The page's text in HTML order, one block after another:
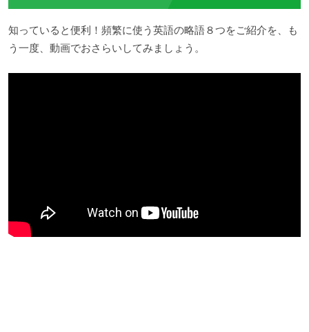
知っていると便利！頻繁に使う英語の略語８つをご紹介を、も
う一度、動画でおさらいしてみましょう。